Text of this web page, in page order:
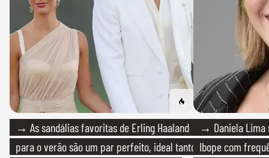
→ As sandálias favoritas de Erling Haaland
para o verão são um par perfeito, ideal tanto
→ Daniela Lima
Ibope com